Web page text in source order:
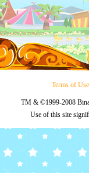
Terms of Use
TM & ©1999-2008
Use of this site